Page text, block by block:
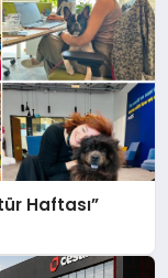
Haftası”